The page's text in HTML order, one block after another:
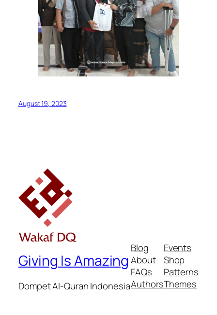
August 19, 2023
Giving Is Amazing
Dompet Al-Quran Indonesia
Blog
About
FAQs
Authors
Events
Shop
Patterns
Themes